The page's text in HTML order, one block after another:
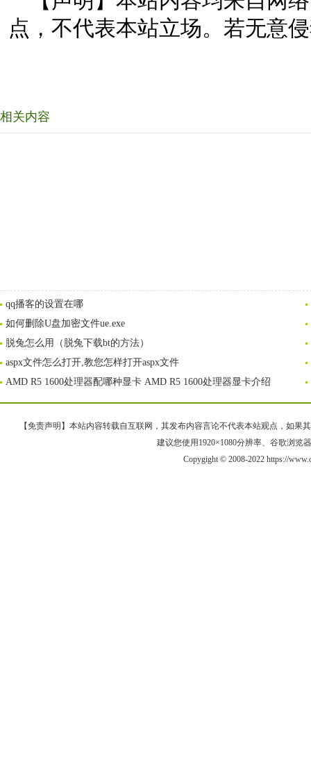
点，不代表本站立场。若无意
相关内容
qq播客的设置在哪
如何删除U盘加密文件ue.exe
脱兔怎么用（脱兔下载bt的方法）
aspx文件怎么打开,教您怎样打开aspx文件
AMD R5 1600处理器配哪种显卡 AMD R5 1600处理器显卡介绍
【免责声明】本站内容转载自互联网，其发布内容言论不代表本站观点，如果
建议您使用1920×1080分辨率、谷歌浏览
Copygight © 2008-2022 https://